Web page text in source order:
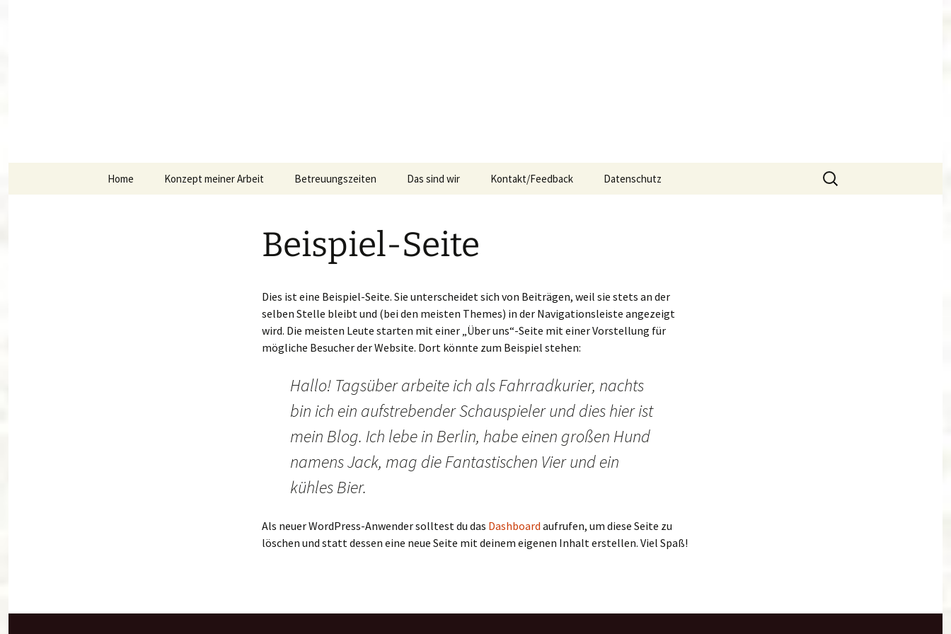
Home Konzept meiner Arbeit Betreuungszeiten Das sind wir Kontakt/Feedback Datenschutz
Suchen
nach:
Beispiel-Seite
Dies ist eine Beispiel-Seite. Sie unterscheidet sich von Beiträgen, weil sie stets an der
selben Stelle bleibt und (bei den meisten Themes) in der Navigationsleiste angezeigt
wird. Die meisten Leute starten mit einer „Über uns“-Seite mit einer Vorstellung für
mögliche Besucher der Website. Dort könnte zum Beispiel stehen:
Hallo! Tagsüber arbeite ich als Fahrradkurier, nachts
bin ich ein aufstrebender Schauspieler und dies hier ist
mein Blog. Ich lebe in Berlin, habe einen großen Hund
namens Jack, mag die Fantastischen Vier und ein
kühles Bier.
Als neuer WordPress-Anwender solltest du das Dashboard aufrufen, um diese Seite zu
löschen und statt dessen eine neue Seite mit deinem eigenen Inhalt erstellen. Viel Spaß!